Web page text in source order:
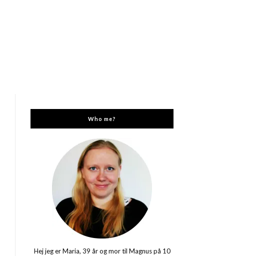
Who me?
Hej jeg er Maria, 39 år og mor til Magnus på 10